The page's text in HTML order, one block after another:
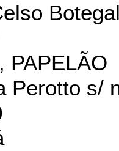
PAPELÃO
Perotto s/